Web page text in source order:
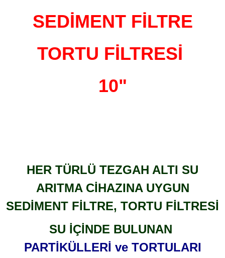
SEDİMENT FİLTRE
TORTU FİLTRESİ
10"
HER TÜRLÜ TEZGAH ALTI SU
ARITMA CİHAZINA UYGUN
SEDİMENT FİLTRE, TORTU FİLTRESİ
SU İÇİNDE BULUNAN
PARTİKÜLLERİ ve TORTULARI